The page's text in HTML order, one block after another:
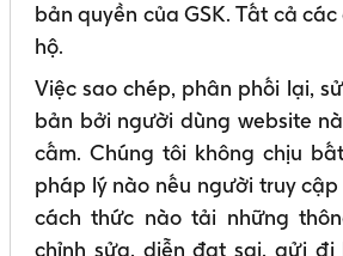
bản quyền của GSK. Tất cả
hộ.
Việc sao chép, phân phối lại,
bản bởi người dùng website
cấm. Chúng tôi không chịu
pháp lý nào nếu người truy
cách thức nào tải những
chỉnh sửa, diễn đạt sai, gửi đi